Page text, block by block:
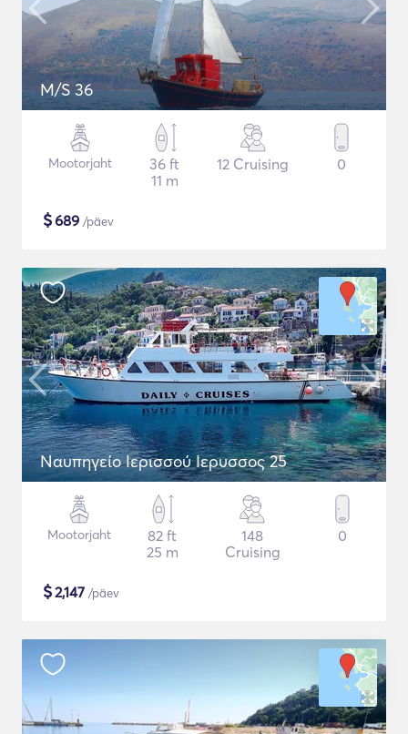
M/S 36
Mootorjaht
36 ft
11 m
12 Cruising 0
$689 /päev
Ναυπηγείο Ιερισσού Ιερυσσος 25
Mootorjaht
82 ft
25 m
148
Cruising
0
$2,147 /päev